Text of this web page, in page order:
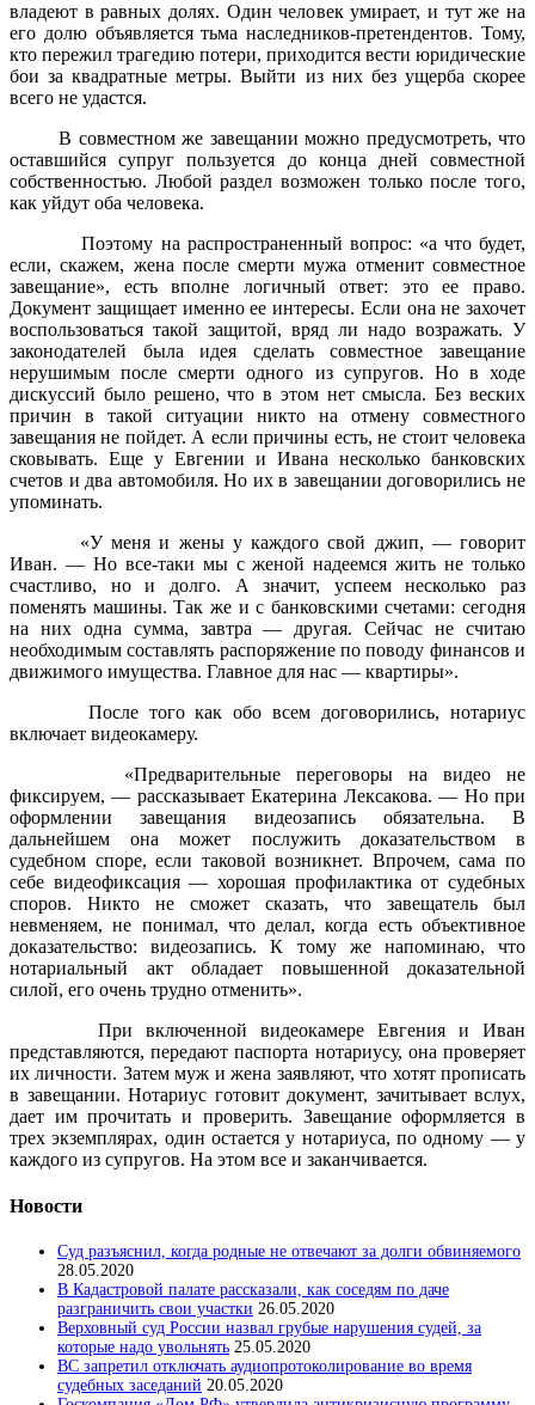
владеют в равных долях. Один человек умирает, и тут же на
его долю объявляется тьма наследников-претендентов. Тому,
кто пережил трагедию потери, приходится вести юридические
бои за квадратные метры. Выйти из них без ущерба скорее
всего не удастся.
В совместном же завещании можно предусмотреть, что
оставшийся супруг пользуется до конца дней совместной
собственностью. Любой раздел возможен только после того,
как уйдут оба человека.
Поэтому на распространенный вопрос: «а что будет,
если, скажем, жена после смерти мужа отменит совместное
завещание», есть вполне логичный ответ: это ее право.
Документ защищает именно ее интересы. Если она не захочет
воспользоваться такой защитой, вряд ли надо возражать. У
законодателей была идея сделать совместное завещание
нерушимым после смерти одного из супругов. Но в ходе
дискуссий было решено, что в этом нет смысла. Без веских
причин в такой ситуации никто на отмену совместного
завещания не пойдет. А если причины есть, не стоит человека
сковывать. Еще у Евгении и Ивана несколько банковских
счетов и два автомобиля. Но их в завещании договорились не
упоминать.
«У меня и жены у каждого свой джип, — говорит
Иван. — Но все-таки мы с женой надеемся жить не только
счастливо, но и долго. А значит, успеем несколько раз
поменять машины. Так же и с банковскими счетами: сегодня
на них одна сумма, завтра — другая. Сейчас не считаю
необходимым составлять распоряжение по поводу финансов и
движимого имущества. Главное для нас — квартиры».
После того как обо всем договорились, нотариус
включает видеокамеру.
«Предварительные переговоры на видео не
фиксируем, — рассказывает Екатерина Лексакова. — Но при
оформлении завещания видеозапись обязательна. В
дальнейшем она может послужить доказательством в
судебном споре, если таковой возникнет. Впрочем, сама по
себе видеофиксация — хорошая профилактика от судебных
споров. Никто не сможет сказать, что завещатель был
невменяем, не понимал, что делал, когда есть объективное
доказательство: видеозапись. К тому же напоминаю, что
нотариальный акт обладает повышенной доказательной
силой, его очень трудно отменить».
При включенной видеокамере Евгения и Иван
представляются, передают паспорта нотариусу, она проверяет
их личности. Затем муж и жена заявляют, что хотят прописать
в завещании. Нотариус готовит документ, зачитывает вслух,
дает им прочитать и проверить. Завещание оформляется в
трех экземплярах, один остается у нотариуса, по одному — у
каждого из супругов. На этом все и заканчивается.
Новости
Суд разъяснил, когда родные не отвечают за долги обвиняемого
28.05.2020
В Кадастровой палате рассказали, как соседям по даче
разграничить свои участки 26.05.2020
Верховный суд России назвал грубые нарушения судей, за
которые надо увольнять 25.05.2020
ВС запретил отключать аудиопротоколирование во время
судебных заседаний 20.05.2020